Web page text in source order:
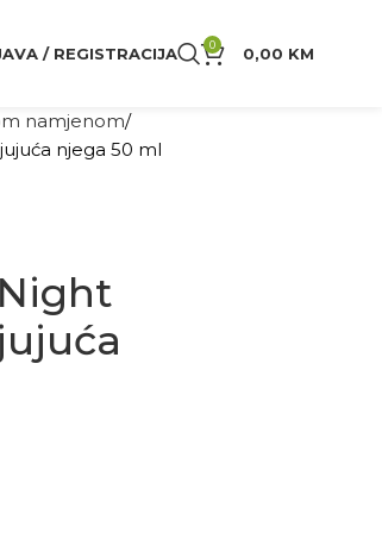
/ REGISTRACIJA 0 0,00 KM
namjenom
njega 50 ml